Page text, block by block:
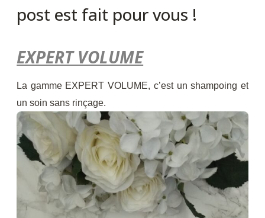
post est fait pour vous !
EXPERT VOLUME
La gamme EXPERT VOLUME, c’est un shampoing et
un soin sans rinçage.